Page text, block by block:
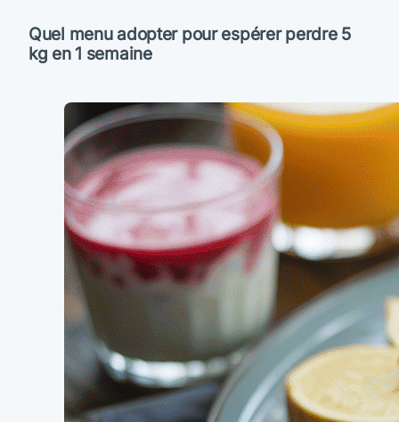
Quel menu adopter pour espérer perdre 5
kg en 1 semaine